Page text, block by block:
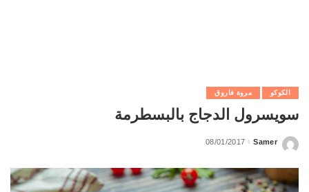
الكوكو مروة فاروق
سويسرول الدجاج بالبسطرمة
Posted
Samer
08/01/2017